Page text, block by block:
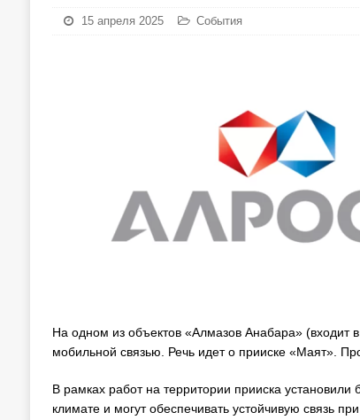
15 апреля 2025 События
На одном из объектов «Алмазов Анабара»
мобильной связью. Речь идет о прииске «Маят».
В рамках работ на территории прииска
климате и могут обеспечивать устойчивую связь